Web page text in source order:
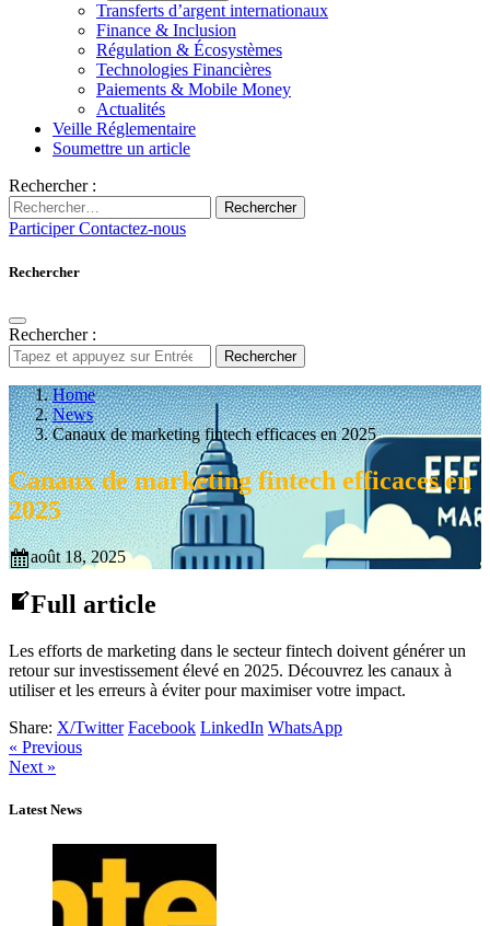
Transferts d’argent internationaux
Finance & Inclusion
Régulation & Écosystèmes
Technologies Financières
Paiements & Mobile Money
Actualités
Veille Réglementaire
Soumettre un article
Rechercher :
Rechercher
ParticiperContactez-nous
Rechercher
Rechercher :
Rechercher
Home
News
Canaux de marketing fintech efficaces en 2025
Canaux de marketing fintech efficaces en
2025
août 18, 2025
Full article
Les efforts de marketing dans le secteur fintech doivent générer un
retour sur investissement élevé en 2025. Découvrez les canaux à
utiliser et les erreurs à éviter pour maximiser votre impact.
Share: X/Twitter Facebook LinkedIn WhatsApp
« Previous
Next »
Latest News